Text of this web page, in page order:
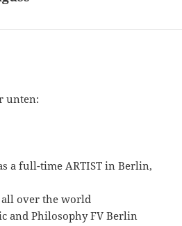
unten:
a full-time ARTIST in Berlin,
all over the world
and Philosophy FV Berlin